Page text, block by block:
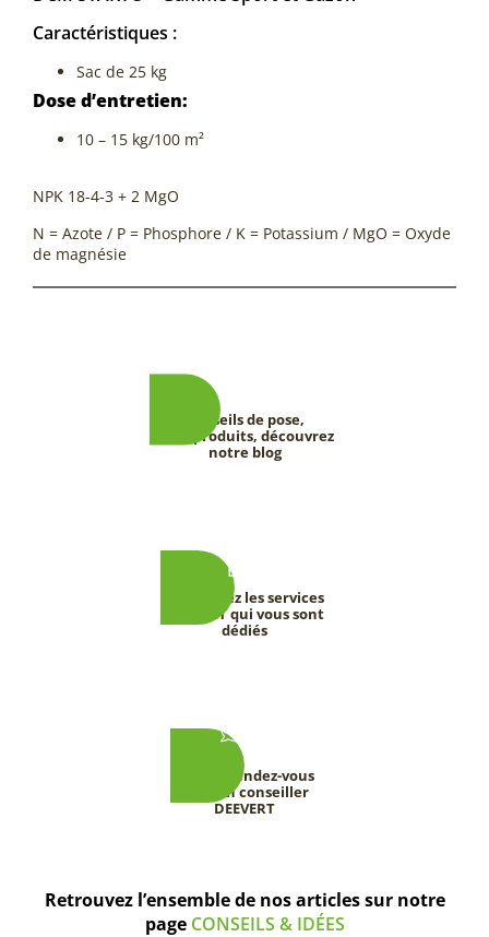
Caractéristiques :
Sac de 25 kg
Dose d’entretien:
10 – 15 kg/100 m²
NPK 18-4-3 + 2 MgO
N = Azote / P = Phosphore / K = Potassium / MgO = Oxyde
de magnésie
Conseils de pose,
tests produits, découvrez
notre blog
Découvrez les services
DEEVERT qui vous sont
dédiés
Prenez rendez-vous
avec un conseiller
DEEVERT
Retrouvez l’ensemble de nos articles sur notre
page CONSEILS & IDÉES